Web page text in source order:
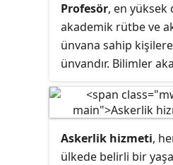
Profesör, en yüksek
akademik rütbe ve
ünvana sahip
ünvandır. Bilimler
yükseköğretim
Profesörler
seminerler, bilimsel
yapabilir. Bazı ülke
Askerlik hizmeti,
ülkede belirli bir